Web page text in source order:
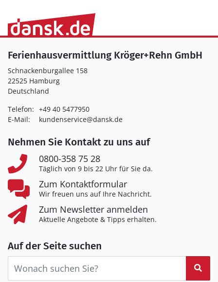
Ferienhausvermittlung Kröger+Rehn GmbH
Schnackenburgallee 158
22525 Hamburg
Deutschland
Telefon: +49 40 5477950
E-Mail:
kundenservice@dansk.de
Nehmen Sie Kontakt zu uns auf
0800-358 75 28
Täglich von 9 bis 22 Uhr für Sie da.
Zum Kontaktformular
Wir freuen uns auf Ihre Nachricht.
Zum Newsletter anmelden
Aktuelle Angebote & Tipps erhalten.
Auf der Seite suchen